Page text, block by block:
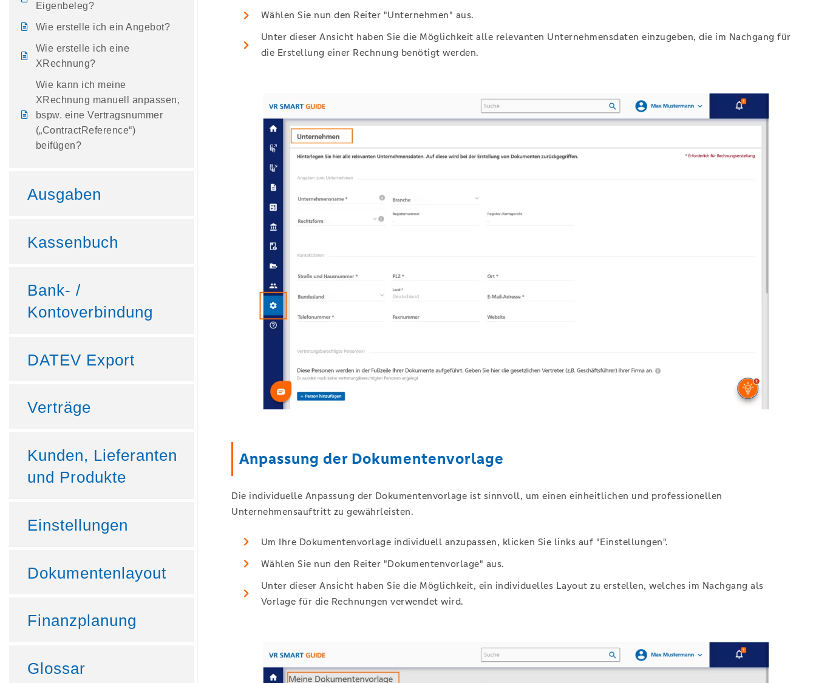
Eigenbeleg?
Wie erstelle ich ein Angebot?
Wie erstelle ich eine
XRechnung?
Wie kann ich meine
XRechnung manuell anpassen,
bspw. eine Vertragsnummer
(„ContractReference“)
beifügen?
Ausgaben
Kassenbuch
Bank- /
Kontoverbindung
DATEV Export
Verträge
Kunden, Lieferanten
und Produkte
Einstellungen
Dokumentenlayout
Finanzplanung
Glossar
Wählen Sie nun den Reiter "Unternehmen" aus.
Unter dieser Ansicht haben Sie die Möglichkeit alle relevanten Unternehmensdaten einzugeben, die im Nachgang für
die Erstellung einer Rechnung benötigt werden.
Anpassung der Dokumentenvorlage
Die individuelle Anpassung der Dokumentenvorlage ist sinnvoll, um einen einheitlichen und professionellen
Unternehmensauftritt zu gewährleisten.
Um Ihre Dokumentenvorlage individuell anzupassen, klicken Sie links auf "Einstellungen".
Wählen Sie nun den Reiter "Dokumentenvorlage" aus.
Unter dieser Ansicht haben Sie die Möglichkeit, ein individuelles Layout zu erstellen, welches im Nachgang als
Vorlage für die Rechnungen verwendet wird.